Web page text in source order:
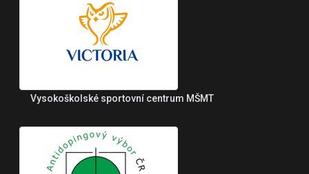
Vysokoškolské sportovní centrum MŠMT